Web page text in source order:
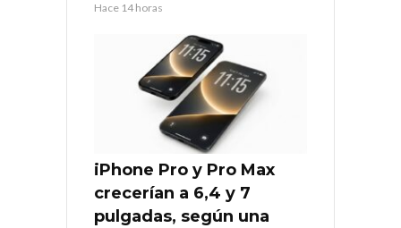
Hace 14 horas
iPhone Pro y Pro Max
crecerían a 6,4 y 7
pulgadas, según una